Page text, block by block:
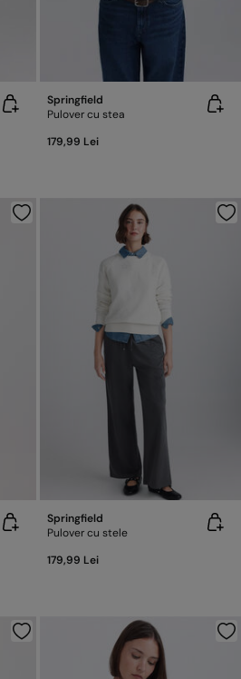
Springfield
Pulover cu stea
179,99 Lei
Springfield
Pulover cu stele
179,99 Lei